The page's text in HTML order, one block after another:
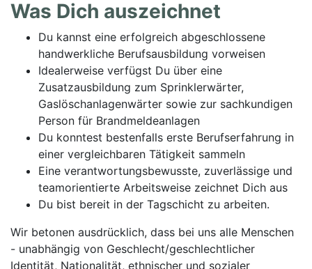
Was Dich auszeichnet
Du kannst eine erfolgreich abgeschlossene
handwerkliche Berufsausbildung vorweisen
Idealerweise verfügst Du über eine
Zusatzausbildung zum Sprinklerwärter,
Gaslöschanlagenwärter sowie zur sachkundigen
Person für Brandmeldeanlagen
Du konntest bestenfalls erste Berufserfahrung in
einer vergleichbaren Tätigkeit sammeln
Eine verantwortungsbewusste, zuverlässige und
teamorientierte Arbeitsweise zeichnet Dich aus
Du bist bereit in der Tagschicht zu arbeiten.
Wir betonen ausdrücklich, dass bei uns alle Menschen
- unabhängig von Geschlecht/geschlechtlicher
Identität, Nationalität, ethnischer und sozialer